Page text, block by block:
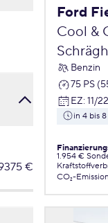
€
Ford
Cool &
Benzin
75 PS
EZ: 11/22
in 4 bis
1.954 €
CO₂-